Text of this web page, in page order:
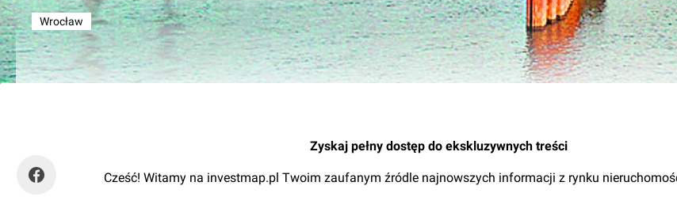
Wrocław
Zyskaj pełny dostęp do ekskluzywnych treści
Cześć! Witamy na investmap.pl Twoim zaufanym źródle najnowszych informacji z rynku